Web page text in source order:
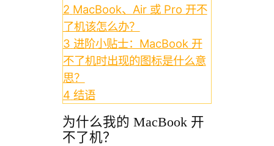
2 MacBook、Air 或 Pro 开不
了机该怎么办？
3 进阶小贴士：MacBook 开
不了机时出现的图标是什么意
思？
4 结语
为什么我的 MacBook 开
不了机？